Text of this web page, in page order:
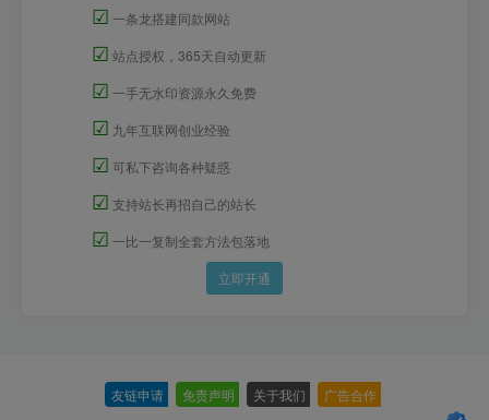
☑ 一条龙搭建同款网站
☑ 站点授权，365天自动更新
☑ 一手无水印资源永久免费
☑ 九年互联网创业经验
☑ 可私下咨询各种疑惑
☑ 支持站长再招自己的站长
☑ 一比一复制全套方法包落地
立即开通
友链申请 免责声明 关于我们 广告合作